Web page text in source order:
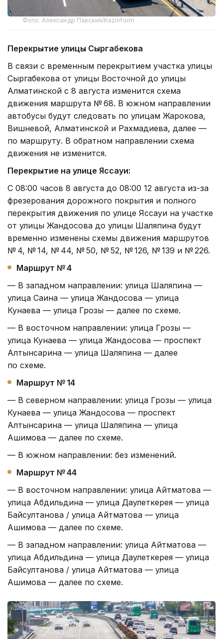
Фото: Александр Павский/Kazinform
Перекрытие улицы Сыргабекова
В связи с временным перекрытием участка улицы
Сыргабекова от улицы Восточной до улицы
Алматинской с 8 августа изменится схема
движения маршрута № 68. В южном направлении
автобусы будут следовать по улицам Жарокова,
Вишневой, Алматинской и Рахмадиева, далее —
по маршруту. В обратном направлении схема
движения не изменится.
Перекрытие на улице Яссауи:
С 08:00 часов 8 августа до 08:00 12 августа из-за
фрезерования дорожного покрытия и полного
перекрытия движения по улице Яссауи на участке
от улицы Жандосова до улицы Шаляпина будут
временно изменены схемы движения маршрутов
№ 4, № 14, № 44, № 50, № 52, № 126, № 139 и № 226.
Маршрут № 4
— В западном направлении: улица Шаляпина —
улица Саина — улица Жандосова — улица
Кунаева — улица Грозы — далее по схеме.
— В восточном направлении: улица Грозы —
улица Кунаева — улица Жандосова — проспект
Алтынсарина — улица Шаляпина — далее
по схеме.
Маршрут № 14
— В северном направлении: улица Грозы — улица
Кунаева — улица Жандосова — проспект
Алтынсарина — улица Шаляпина — улица
Ашимова — далее по схеме.
— В южном направлении: без изменений.
Маршрут № 44
— В восточном направлении: улица Айтматова —
улица Абдильдина — улица Даулеткерея — улица
Байсултанова / улица Айтматова — улица
Ашимова — далее по схеме.
— В западном направлении: улица Айтматова —
улица Абдильдина — улица Даулеткерея — улица
Байсултанова / улица Айтматова — улица
Ашимова — далее по схеме.